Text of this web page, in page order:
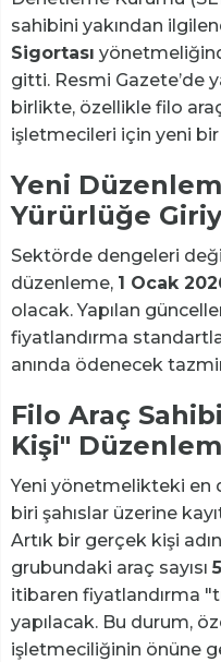
sahibini yakından
Sigortası
gitti. Resmi Gazete’de
birlikte, özellikle filo
işletmecileri için yeni
Yeni
Yürürlüğe
Sektörde dengeleri
düzenleme, 1 Ocak
olacak. Yapılan
fiyatlandırma
anında ödenecek
Filo Araç
Kişi"
Yeni yönetmelikteki en
biri şahıslar üzerine
Artık bir gerçek kişi
grubundaki araç sayısı
itibaren fiyatlandırma
yapılacak. Bu durum,
işletmeciliğinin önüne